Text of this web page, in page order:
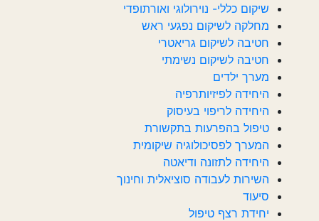
שיקום כללי- נוירולוגי ואורתופדי
מחלקה לשיקום נפגעי ראש
חטיבה לשיקום גריאטרי
חטיבה לשיקום נשימתי
מערך ילדים
היחידה לפיזיותרפיה
היחידה לריפוי בעיסוק
טיפול בהפרעות בתקשורת
המערך לפסיכולוגיה שיקומית
היחידה לתזונה ודיאטה
השירות לעבודה סוציאלית וחינוך
סיעוד
יחידת רצף טיפול